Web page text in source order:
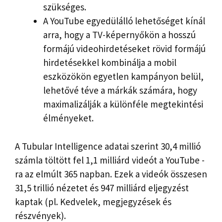
szükséges.
A YouTube egyedülálló lehetőséget kínál
arra, hogy a TV-képernyőkön a hosszú
formájú videohirdetéseket rövid formájú
hirdetésekkel kombinálja a mobil
eszközökön egyetlen kampányon belül,
lehetővé téve a márkák számára, hogy
maximalizálják a különféle megtekintési
élményeket.
A Tubular Intelligence adatai szerint 30,4 millió
számla töltött fel 1,1 milliárd videót a YouTube -
ra az elmúlt 365 napban. Ezek a videók összesen
31,5 trillió nézetet és 947 milliárd eljegyzést
kaptak (pl. Kedvelek, megjegyzések és
részvények).